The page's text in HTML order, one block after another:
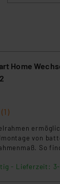
Home
(1)
von
So
in engsten
- Lieferzeit: 3-